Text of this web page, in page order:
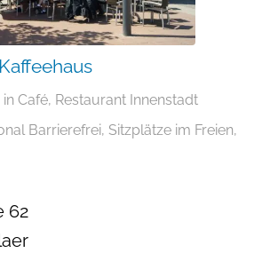
in Café, Restaurant Innenstadt
Barrierefrei, Sitzplätze im Freien,
62